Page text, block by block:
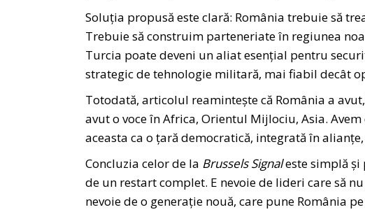
Soluția propusă este clară: România trebuie să
Trebuie să construim parteneriate în regiunea
Turcia poate deveni un aliat esențial pentru
strategic de tehnologie militară, mai fiabil decât
Totodată, articolul reamintește că România a
avut o voce în Africa, Orientul Mijlociu, Asia.
aceasta ca o țară democratică, integrată în
Concluzia celor de la Brussels Signaleste simplă și
de un restart complet. E nevoie de lideri care să
nevoie de o generație nouă, care pune România